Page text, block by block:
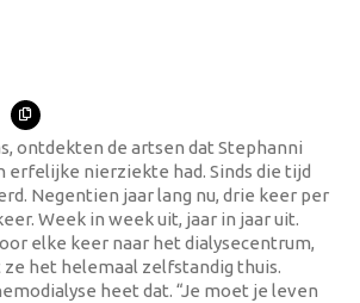
ontdekten de artsen dat Stephanni
erfelijke nierziekte had. Sinds die tijd
Negentien jaar lang nu, drie keer per
Week in week uit, jaar in jaar uit.
elke keer naar het dialysecentrum,
het helemaal zelfstandig thuis.
heet dat. “Je moet je leven